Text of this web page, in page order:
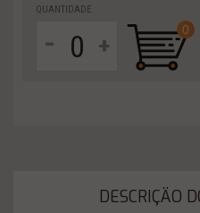
QUANTIDADE
- +
0
DESCRIÇÄO